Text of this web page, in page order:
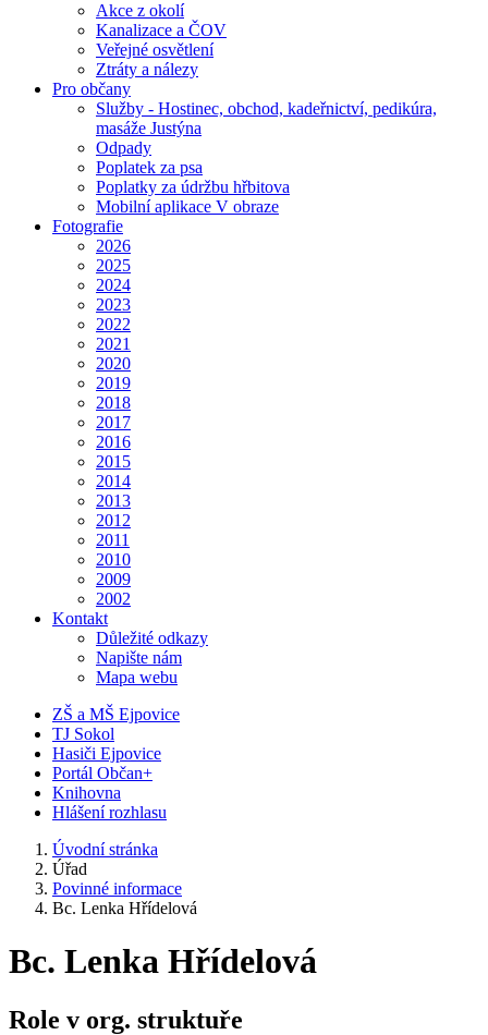
Akce z okolí
Kanalizace a ČOV
Veřejné osvětlení
Ztráty a nálezy
Pro občany
Služby - Hostinec, obchod, kadeřnictví, pedikúra,
masáže Justýna
Odpady
Poplatek za psa
Poplatky za údržbu hřbitova
Mobilní aplikace V obraze
Fotografie
2026
2025
2024
2023
2022
2021
2020
2019
2018
2017
2016
2015
2014
2013
2012
2011
2010
2009
2002
Kontakt
Důležité odkazy
Napište nám
Mapa webu
ZŠ a MŠ Ejpovice
TJ Sokol
Hasiči Ejpovice
Portál Občan+
Knihovna
Hlášení rozhlasu
Úvodní stránka
Úřad
Povinné informace
Bc. Lenka Hřídelová
Bc. Lenka Hřídelová
Role v org. struktuře